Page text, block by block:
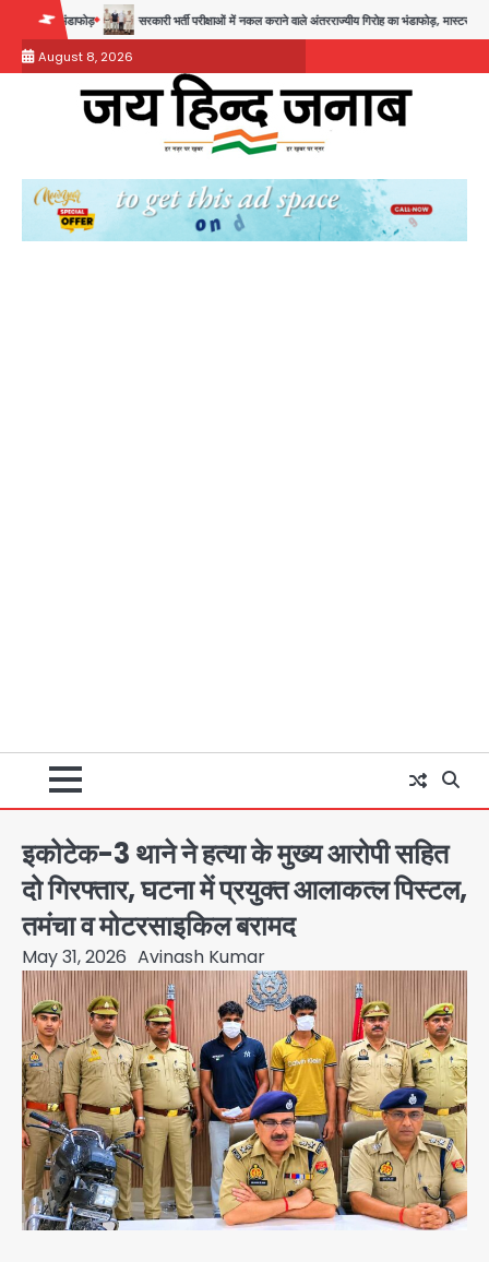
content
सरकारी भर्ती परीक्षाओं में नकल कराने वाले अंतरराज्यीय गिरोह का भंडाफोड़, मास्टरमाइंड समेत 7 गिरफ्तार
August 8, 2026
इकोटेक-3 थाने ने हत्या के मुख्य आरोपी सहित
दो गिरफ्तार, घटना में प्रयुक्त आलाकत्ल पिस्टल,
तमंचा व मोटरसाइकिल बरामद
May 31, 2026 Avinash Kumar